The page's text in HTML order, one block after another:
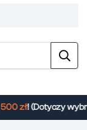
zł! (Dotyczy